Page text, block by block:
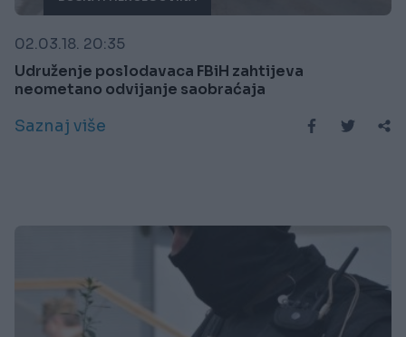
02.03.18. 20:35
Udruženje poslodavaca FBiH zahtijeva
neometano odvijanje saobraćaja
Saznaj više